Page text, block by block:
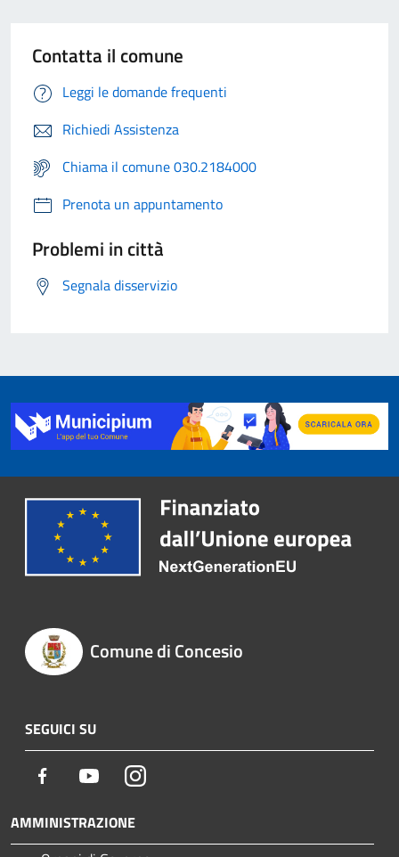
Contatta il comune
Leggi le domande frequenti
Richiedi Assistenza
Chiama il comune 030.2184000
Prenota un appuntamento
Problemi in città
Segnala disservizio
Comune di Concesio
SEGUICI SU
Facebook YoutubeInstagram
AMMINISTRAZIONE